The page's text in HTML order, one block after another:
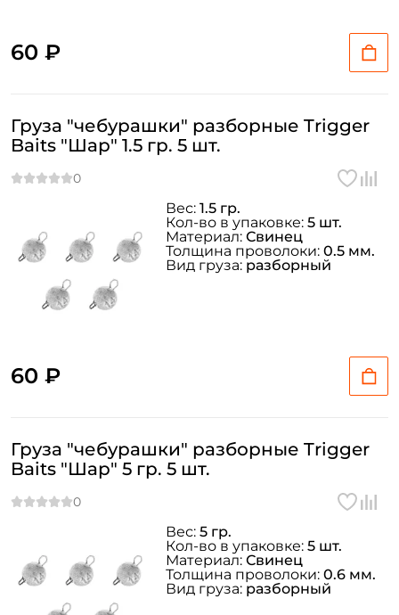
60 ₽
Груза "чебурашки" разборные Trigger
Baits "Шар" 1.5 гр. 5 шт.
60 ₽
Вес: 1.5 гр.
Кол-во в упаковке: 5 шт.
Материал: Свинец
Толщина проволоки: 0.5 мм.
Вид груза: разборный
Груза "чебурашки" разборные Trigger
Baits "Шар" 5 гр. 5 шт.
Вес: 5 гр.
Кол-во в упаковке: 5 шт.
Материал: Свинец
Толщина проволоки: 0.6 мм.
Вид груза: разборный